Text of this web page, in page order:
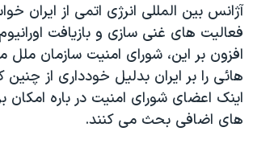
صفحه‌های ویژه
سفر پرزیدنت ترامپ به چین
آژانس بین المللی انرژی اتمی از ایران
فعالیت های غنی سازی و بازیافت
افزون بر این، شورای امنیت سازمان ملل
هائی را بر ایران بدلیل خودداری از
اینک اعضای شورای امنیت در باره امکان
های اضافی بحث می کنند.